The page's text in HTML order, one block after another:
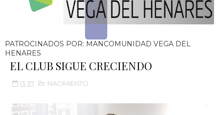
PATROCINADOS POR: MANCOMUNIDAD VEGA DEL
HENARES
EL CLUB SIGUE CRECIENDO
13:37 NACIMIENTO